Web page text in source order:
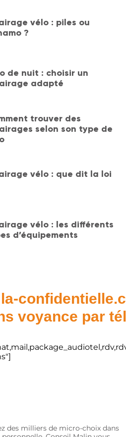
vélo : piles ou
?
de nuit : choisir un
adapté
trouver des
selon son type de
vélo : que dit la loi
vélo : les différents
d’équipements
voyance par
des milliers de micro-choix dans